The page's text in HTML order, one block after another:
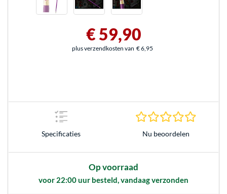
€ 59,90
plus verzendkosten van € 6,95
Specificaties Nu beoordelen
Op voorraad
voor 22:00 uur besteld, vandaag verzonden